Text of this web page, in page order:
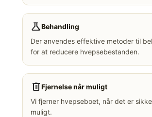
scienceBehandling
Der anvendes effektive metoder til
for at reducere hvepsebestanden.
deleteFjernelse når muligt
Vi fjerner hvepseboet, når det er
muligt.